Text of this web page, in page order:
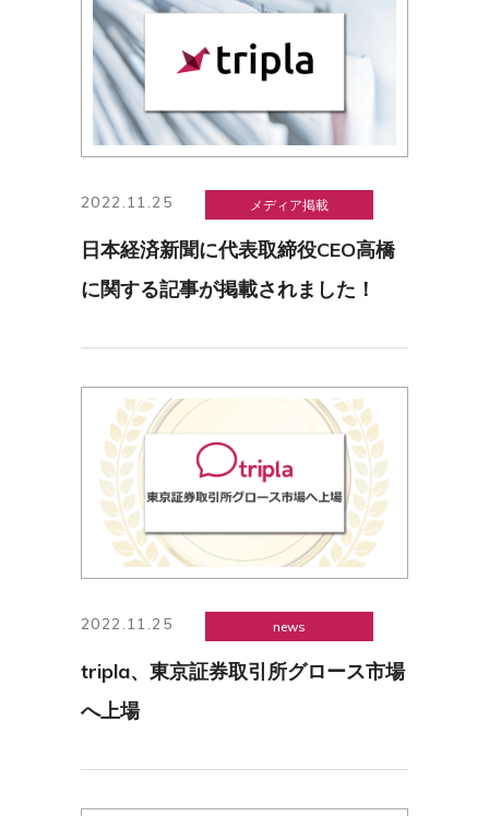
2022.11.25 メディア掲載
日本経済新聞に代表取締役CEO高橋
に関する記事が掲載されました！
2022.11.25 news
tripla、東京証券取引所グロース市場
へ上場